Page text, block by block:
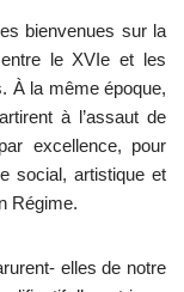
bienvenues sur la
le XVIe et les
À la même époque,
à l’assaut de
excellence, pour
social, artistique et
Régime.
elles de notre